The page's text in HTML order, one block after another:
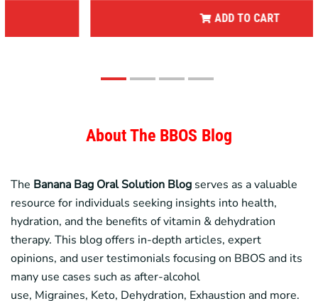
ADD TO CART
About The BBOS Blog
The Banana Bag Oral Solution Blog serves as a valuable
resource for individuals seeking insights into health,
hydration, and the benefits of vitamin & dehydration
therapy. This blog offers in-depth articles, expert
opinions, and user testimonials focusing on BBOSand its
many use cases such as after-alcohol
use, Migraines, Keto, Dehydration, Exhaustion and more.